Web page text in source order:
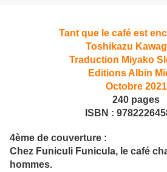
Tant que le café est
Toshikazu
Traduction Miyako
Editions Albin
Octobre 2021
240 pages
ISBN :
4ème de couverture :
Chez Funiculi Funicula, le café
hommes.